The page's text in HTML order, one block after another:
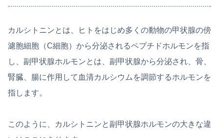
カルシトニンとは、ヒトをはじめ多くの動物の甲状腺の傍
濾胞細胞（C細胞）から分泌されるペプチドホルモンを指
し、副甲状腺ホルモンとは、副甲状腺から分泌され、骨、
腎臓、腸に作用して血清カルシウムを調節するホルモンを
指します。
このように、カルシトニンと副甲状腺ホルモンの大きな違